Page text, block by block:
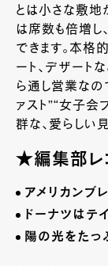
とは小さな敷地
は席数も倍増し
できます。本格
ート、デザート
ら通し営業なの
ァスト”“女子会
群な、愛らしい
★編集部レ
アメリカンブ
ドーナツはテ
陽の光をたっ